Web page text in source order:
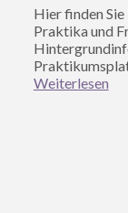
Hier finden
Praktika und
Weiterlesen